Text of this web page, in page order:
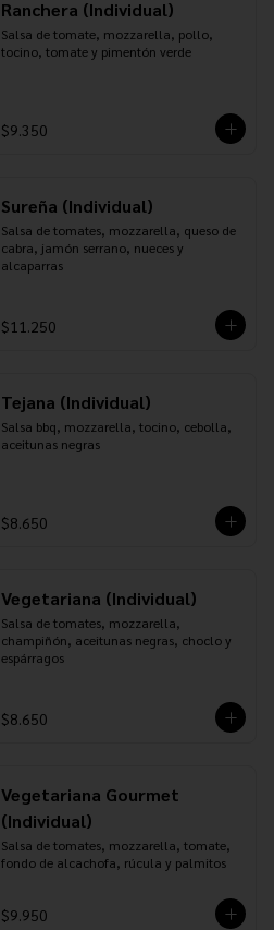
Ranchera (Individual)
Salsa de tomate, mozzarella, pollo,
tocino, tomate y pimentón verde
$9.350
Sureña (Individual)
Salsa de tomates, mozzarella, queso de
cabra, jamón serrano, nueces y
alcaparras
$11.250
Tejana (Individual)
Salsa bbq, mozzarella, tocino, cebolla,
aceitunas negras
$8.650
Vegetariana (Individual)
Salsa de tomates, mozzarella,
champiñón, aceitunas negras, choclo y
espárragos
$8.650
Vegetariana Gourmet
(Individual)
Salsa de tomates, mozzarella, tomate,
fondo de alcachofa, rúcula y palmitos
$9.950